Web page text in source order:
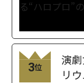
3位
演
リ